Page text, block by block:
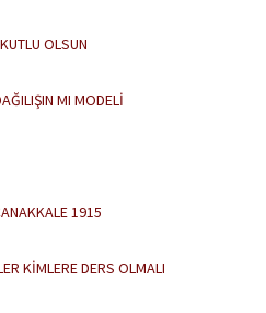
OLSUN
MI MODELİ
1915
KİMLERE DERS OLMALI